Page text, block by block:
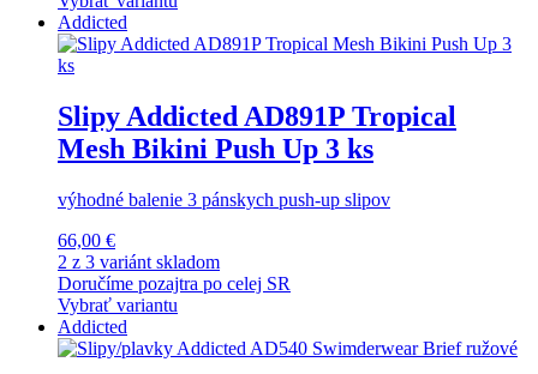
Addicted
Slipy Addicted AD891P Tropical
Mesh Bikini Push Up 3 ks
výhodné balenie 3 pánskych push-up slipov
66,00 €
2 z 3 variánt skladom
Doručíme pozajtra po celej SR
Vybrať variantu
Addicted